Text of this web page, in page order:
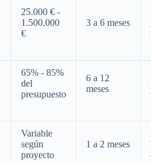
25.000 € -
1.500.000
€
3 a 6 meses
65% - 85%
del
presupuesto
6 a 12
meses
Variable
según
proyecto
1 a 2 meses